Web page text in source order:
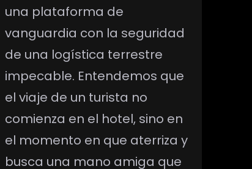
una plataforma de
vanguardia con la seguridad
de una logística terrestre
impecable. Entendemos que
el viaje de un turista no
comienza en el hotel, sino en
el momento en que aterriza y
busca una mano amiga que